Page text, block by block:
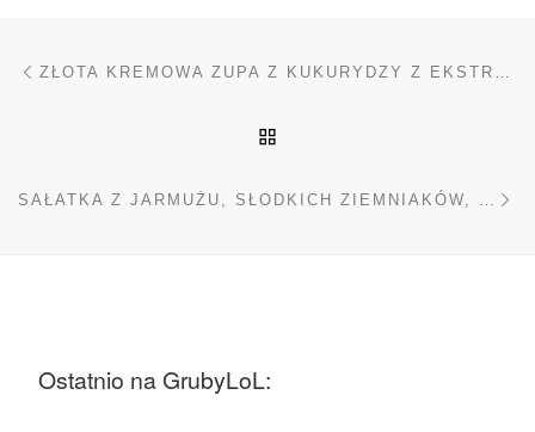
Nawigacja wpisu
Ostatnio na GrubyLoL: